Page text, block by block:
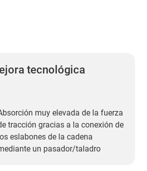
tecnológica
muy elevada de la fuerza
tracción gracias a la conexión de
eslabones de la cadena
un pasador/taladro